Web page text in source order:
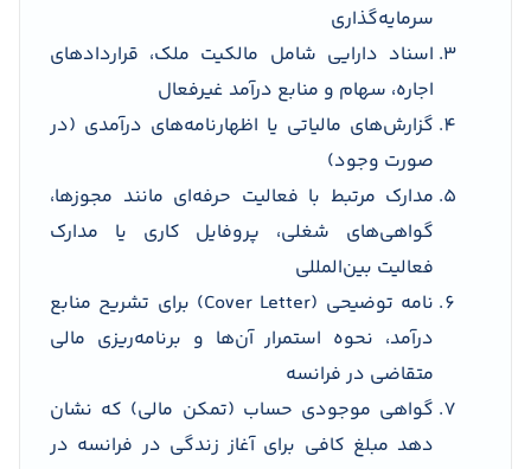
سرمایه‌گذاری
اسناد دارایی شامل مالکیت ملک، قراردادهای
اجاره، سهام و منابع درآمد غیرفعال
گزارش‌های مالیاتی یا اظهارنامه‌های درآمدی (در
صورت وجود)
مدارک مرتبط با فعالیت حرفه‌ای مانند مجوزها،
گواهی‌های شغلی، پروفایل کاری یا مدارک
فعالیت بین‌المللی
نامه توضیحی (Cover Letter) برای تشریح منابع
درآمد، نحوه استمرار آن‌ها و برنامه‌ریزی مالی
متقاضی در فرانسه
گواهی موجودی حساب (تمکن مالی) که نشان
دهد مبلغ کافی برای آغاز زندگی در فرانسه در